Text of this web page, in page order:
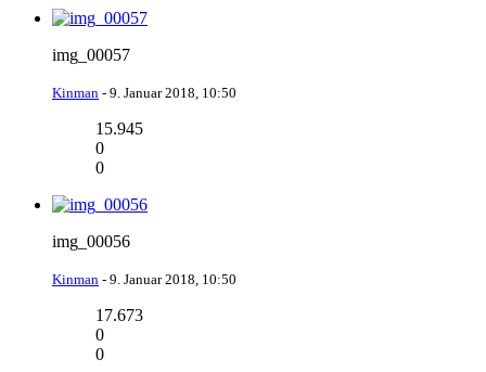
img_00057
Kinman - 9. Januar 2018, 10:50
15.945
0
0
img_00056
Kinman - 9. Januar 2018, 10:50
17.673
0
0